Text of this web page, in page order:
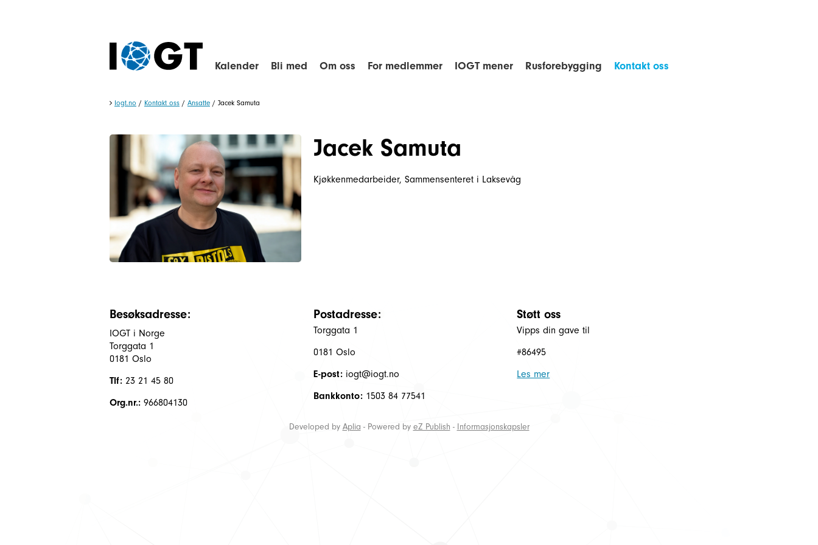
Kalender Bli med Om oss For medlemmer IOGT mener Rusforebygging Kontakt oss
Iogt.no / Kontakt oss / Ansatte / Jacek Samuta
Jacek Samuta
Kjøkkenmedarbeider, Sammensenteret i Laksevåg
Besøksadresse:
IOGT i Norge
Torggata 1
0181 Oslo
Tlf: 23 21 45 80
Org.nr.: 966804130
Postadresse:
Torggata 1
0181 Oslo
E-post:iogt@iogt.no
Bankkonto:1503 84 77541
Støtt oss
Vipps din gave til
#86495
Les mer
Developed by Aplia - Powered by eZ Publish - Informasjonskapsler